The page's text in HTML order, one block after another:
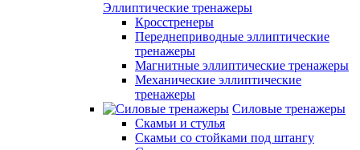
Эллиптические тренажеры
Кросстренеры
Переднеприводные эллиптические
тренажеры
Магнитные эллиптические тренажеры
Механические эллиптические
тренажеры
Силовые тренажеры
Скамьи и стулья
Скамьи со стойками под штангу